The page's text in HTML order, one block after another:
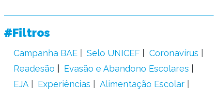
#Filtros
Campanha BAE Selo UNICEF
Coronavírus
Readesão
Evasão e Abandono Escolares
EJA
Experiências
Alimentação Escolar